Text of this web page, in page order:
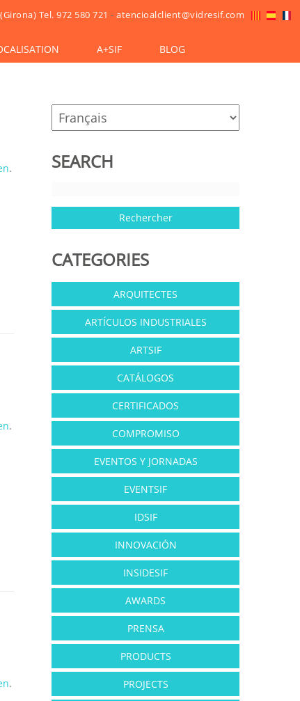
(Girona) Tel. 972 580 721 -atencioalclient@vidresif.com
A+SIF BLOG
.
.
.
SEARCH
CATEGORIES
ARQUITECTES
ARTÍCULOS INDUSTRIALES
ARTSIF
CATÁLOGOS
CERTIFICADOS
COMPROMISO
EVENTOS Y JORNADAS
EVENTSIF
IDSIF
INNOVACIÓN
INSIDESIF
AWARDS
PRENSA
PRODUCTS
PROJECTS